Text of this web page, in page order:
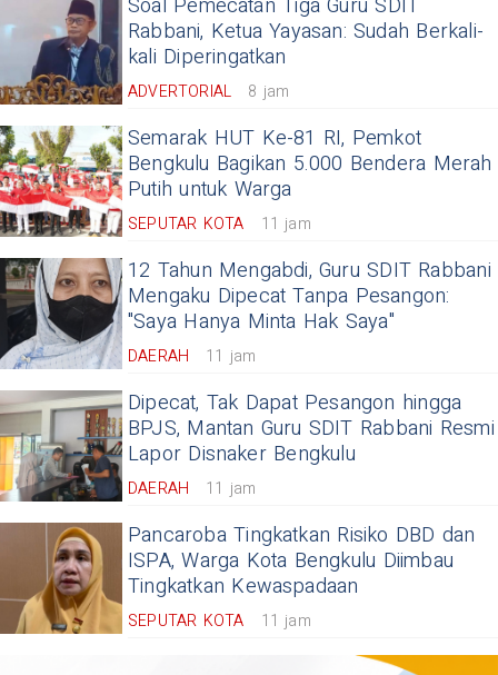
Soal Pemecatan Tiga Guru SDIT
Rabbani, Ketua Yayasan: Sudah Berkali-
kali Diperingatkan
ADVERTORIAL 8 jam
Semarak HUT Ke-81 RI, Pemkot
Bengkulu Bagikan 5.000 Bendera Merah
Putih untuk Warga
SEPUTAR KOTA 11 jam
12 Tahun Mengabdi, Guru SDIT Rabbani
Mengaku Dipecat Tanpa Pesangon:
"Saya Hanya Minta Hak Saya"
DAERAH 11 jam
Dipecat, Tak Dapat Pesangon hingga
BPJS, Mantan Guru SDIT Rabbani Resmi
Lapor Disnaker Bengkulu
DAERAH 11 jam
Pancaroba Tingkatkan Risiko DBD dan
ISPA, Warga Kota Bengkulu Diimbau
Tingkatkan Kewaspadaan
SEPUTAR KOTA 11 jam